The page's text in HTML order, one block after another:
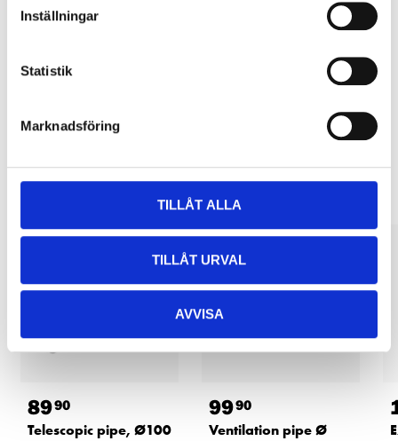
Inställningar
Statistik
Marknadsföring
TILLÅT ALLA
TILLÅT URVAL
AVVISA
8990
Telescopic pipe, Ø100
9990
Ventilation pipe Ø